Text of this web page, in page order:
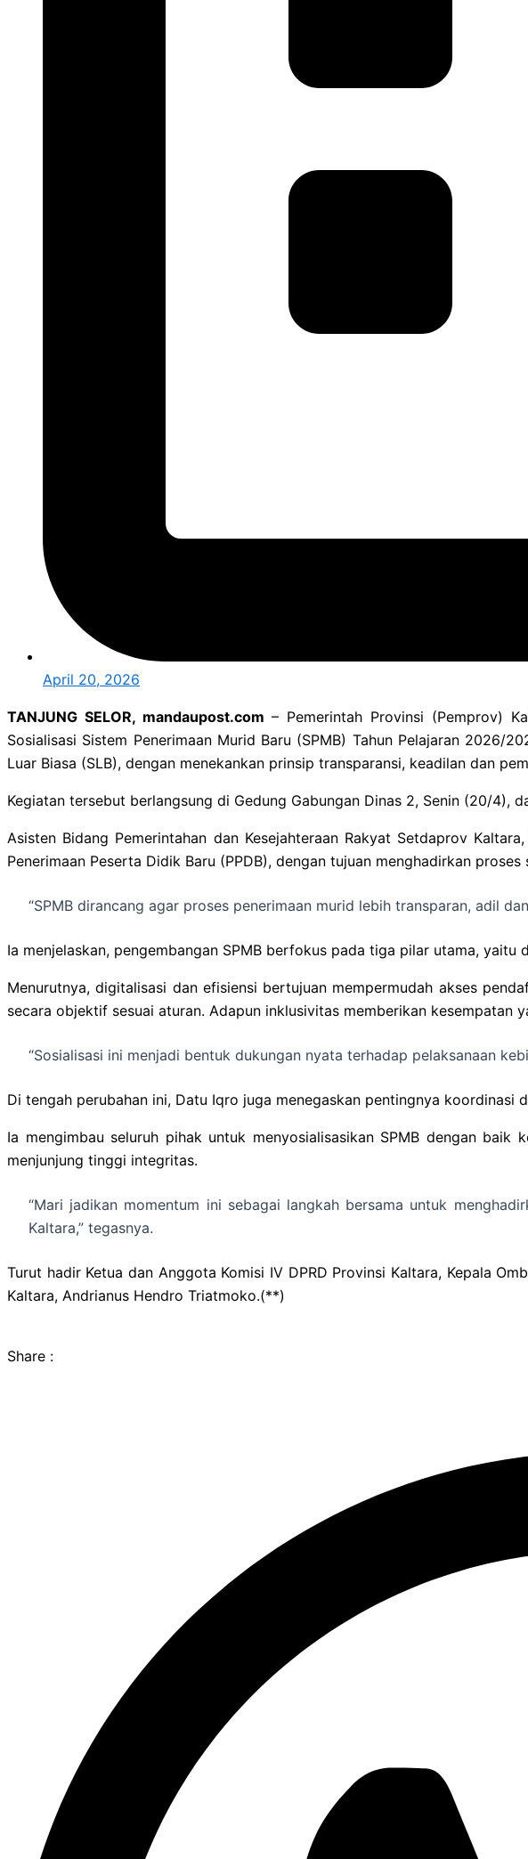
April 20, 2026
TANJUNG SELOR, mandaupost.com – Pemerintah Provinsi (Pemprov)
Sosialisasi Sistem Penerimaan Murid Baru (SPMB) Tahun Pelajaran 2026/
Luar Biasa (SLB), dengan menekankan prinsip transparansi, keadilan dan
Kegiatan tersebut berlangsung di Gedung Gabungan Dinas 2, Senin (20/
Asisten Bidang Pemerintahan dan Kesejahteraan Rakyat Setdaprov
Penerimaan Peserta Didik Baru (PPDB), dengan tujuan menghadirkan
“SPMB dirancang agar proses penerimaan murid lebih transparan, adil
Ia menjelaskan, pengembangan SPMB berfokus pada tiga pilar utama,
Menurutnya, digitalisasi dan efisiensi bertujuan mempermudah akses
secara objektif sesuai aturan. Adapun inklusivitas memberikan kesempatan
“Sosialisasi ini menjadi bentuk dukungan nyata terhadap pelaksanaan
Di tengah perubahan ini, Datu Iqro juga menegaskan pentingnya
Ia mengimbau seluruh pihak untuk menyosialisasikan SPMB dengan
menjunjung tinggi integritas.
“Mari jadikan momentum ini sebagai langkah bersama untuk
Kaltara,” tegasnya.
Turut hadir Ketua dan Anggota Komisi IV DPRD Provinsi Kaltara, Kepala
Kaltara, Andrianus Hendro Triatmoko.(**)
Share :